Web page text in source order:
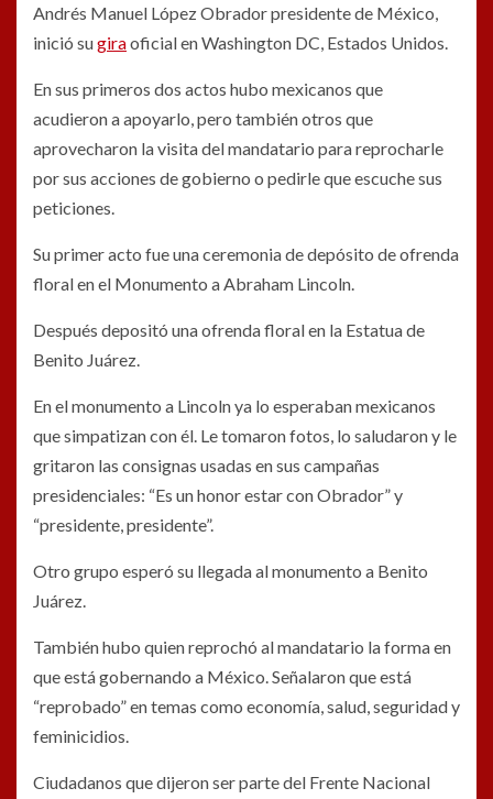
Andrés Manuel López Obrador presidente de México,
inició sugiraoficial en Washington DC, Estados Unidos.
En sus primeros dos actos hubo mexicanos que
acudieron a apoyarlo, pero también otros que
aprovecharon la visita del mandatario para reprocharle
por sus acciones de gobierno o pedirle que escuche sus
peticiones.
Su primer acto fue una ceremonia de depósito de ofrenda
floral en el Monumento a Abraham Lincoln.
Después depositó una ofrenda floral en la Estatua de
Benito Juárez.
En el monumento a Lincoln ya lo esperaban mexicanos
que simpatizan con él. Le tomaron fotos, lo saludaron y le
gritaron las consignas usadas en sus campañas
presidenciales: “Es un honor estar con Obrador” y
“presidente, presidente”.
Otro grupo esperó su llegada al monumento a Benito
Juárez.
También hubo quien reprochó al mandatario la forma en
que está gobernando a México. Señalaron que está
“reprobado” en temas como economía, salud, seguridad y
feminicidios.
Ciudadanos que dijeron ser parte del Frente Nacional